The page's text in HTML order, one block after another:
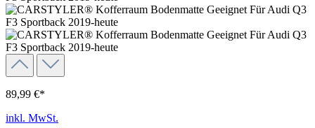
89,99 €*
inkl. MwSt.